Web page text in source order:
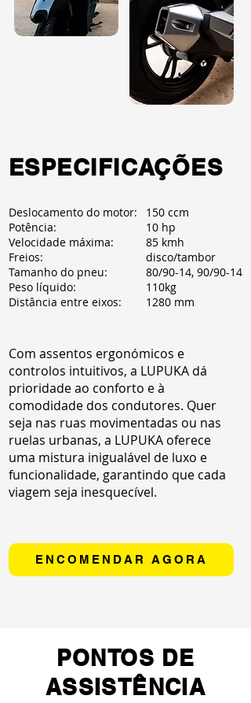
ESPECIFICAÇÕES
Deslocamento do motor:
Potência:
Velocidade máxima:
Freios:
Tamanho do pneu:
Peso líquido:
Distância entre eixos:
150 ccm
10 hp
85 kmh
disco/tambor
80/90-14, 90/90-14
110kg
1280 mm
Com assentos ergonómicos e
controlos intuitivos, a LUPUKA dá
prioridade ao conforto e à
comodidade dos condutores. Quer
seja nas ruas movimentadas ou nas
ruelas urbanas, a LUPUKA oferece
uma mistura inigualável de luxo e
funcionalidade, garantindo que cada
viagem seja inesquecível.
ENCOMENDAR AGORA
PONTOS DE
ASSISTÊNCIA